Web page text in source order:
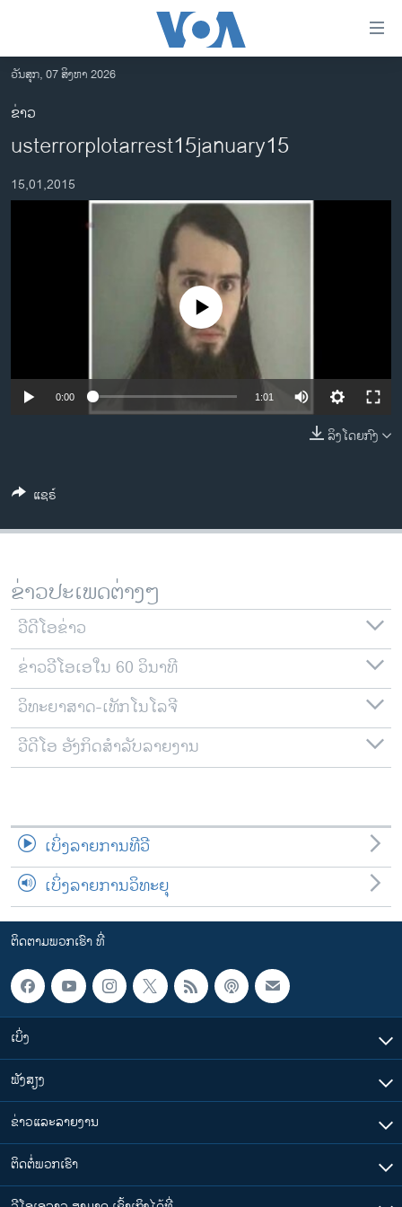
ເຂົ້າ
ຫາ
ຂ້າມ
ຂ້າມ
ໄປ
ອາເມຣິກາ
ການເລືອກຕັ້ງ ປະທານາທີບໍດີ ສະຫະລັດ 2024
ອິດສະຫຼະພາບດ້ານການຂ່າວ
ຊຸມຊົນຊາວລາວ
ວິທະຍາສາດ-ເທັກໂນໂລຈີ
ພາສາອັງກິດ
ລາຍການກະຈາຍສຽງ
ລາຍງານ
ຕິດຕາມພວກເຮົາ ທີ່
ພາສາຕ່າງໆ
ວັນສຸກ, 07 ສິງຫາ 2026
ຂ່າວ
usterrorplotarrest15january15
15,01,2015
No media source currently available
0:00 1:01
ລິງໂດຍກົງ
ແຊຣ໌
ຂ່າວປະເພດຕ່າງໆ
ວີດີໂອຂ່າວ
ຂ່າວວີໂອເອໃນ 60 ວິນາທີ
ວິທະຍາສາດ-ເທັກໂນໂລຈີ
ວີດີໂອ ອັງກິດສຳລັບລາຍງານ
ເບິ່ງລາຍການທີວີ
ເບິ່ງລາຍການວິທະຍຸ
ຕິດຕາມພວກເຮົາ ທີ່
ເບິ່ງ
ຟັງສຽງ
ຂ່າວແລະລາຍງານ
ຕິດຕໍ່ພວກເຮົາ